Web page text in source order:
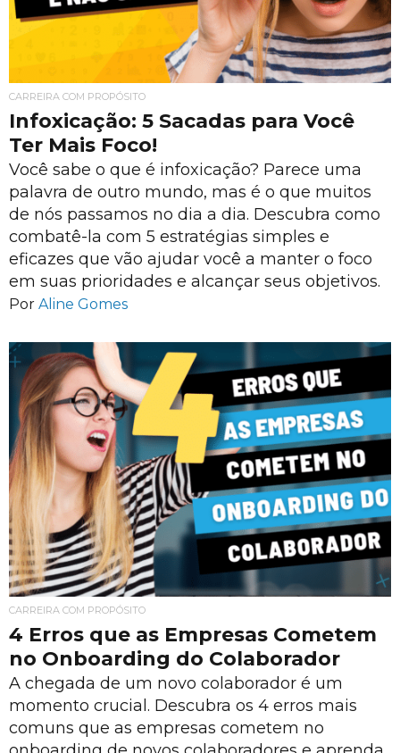
CARREIRA COM PROPÓSITO
Infoxicação: 5 Sacadas para Você
Ter Mais Foco!
Você sabe o que é infoxicação? Parece uma
palavra de outro mundo, mas é o que muitos
de nós passamos no dia a dia. Descubra como
combatê-la com 5 estratégias simples e
eficazes que vão ajudar você a manter o foco
em suas prioridades e alcançar seus objetivos.
Por Aline Gomes
CARREIRA COM PROPÓSITO
4 Erros que as Empresas Cometem
no Onboarding do Colaborador
A chegada de um novo colaborador é um
momento crucial. Descubra os 4 erros mais
comuns que as empresas cometem no